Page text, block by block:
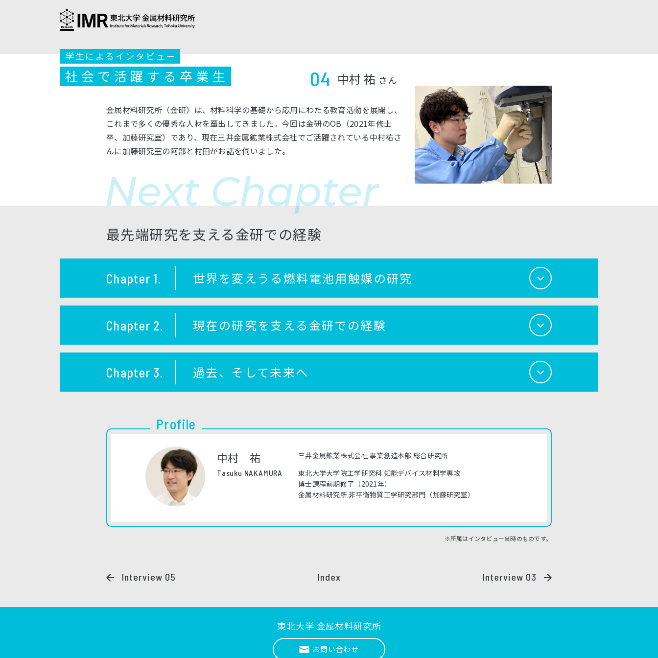
学生によるインタビュー
社会で活躍する卒業生 04 中村 祐 さん
金属材料研究所（金研）は、材料科学の基礎から応用にわたる教育活動を展開し、
これまで多くの優秀な人材を輩出してきました。今回は金研のOB（2021年修士
卒、加藤研究室）であり、現在三井金属鉱業株式会社でご活躍されている中村祐さ
んに加藤研究室の阿部と村田がお話を伺いました。
Next Chapter
最先端研究を支える金研での経験
Chapter 1. 世界を変えうる燃料電池用触媒の研究
Chapter 2. 現在の研究を支える金研での経験
Chapter 3. 過去、そして未来へ
Profile
中村 祐
Tasuku NAKAMURA
三井金属鉱業株式会社 事業創造本部 総合研究所
東北大学大学院工学研究科 知能デバイス材料学専攻
博士課程前期修了（2021年）
金属材料研究所 非平衡物質工学研究部門（加藤研究室）
※所属はインタビュー当時のものです。
Index
Interview 05 Interview 03
東北大学 金属材料研究所
お問い合わせ